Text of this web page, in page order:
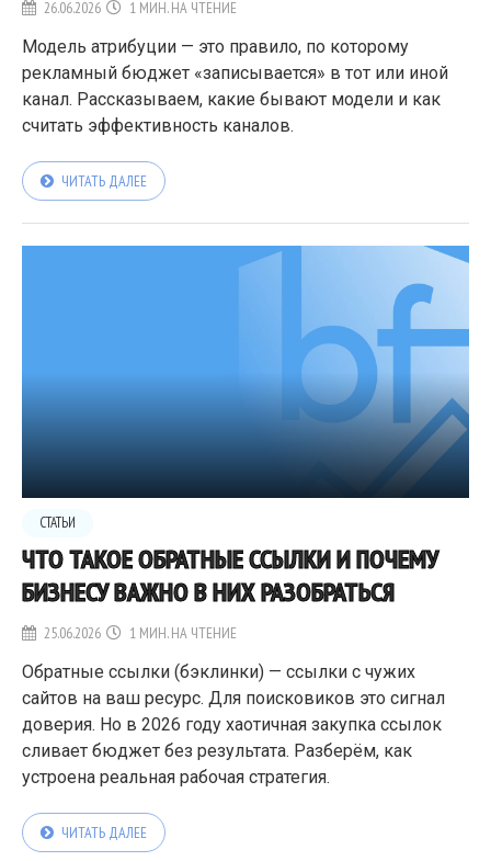
26.06.2026 1 МИН. НА ЧТЕНИЕ
Модель атрибуции — это правило, по которому
рекламный бюджет «записывается» в тот или иной
канал. Рассказываем, какие бывают модели и как
считать эффективность каналов.
ЧИТАТЬ ДАЛЕЕ
СТАТЬИ
ЧТО ТАКОЕ ОБРАТНЫЕ ССЫЛКИ И ПОЧЕМУ
БИЗНЕСУ ВАЖНО В НИХ РАЗОБРАТЬСЯ
25.06.2026 1 МИН. НА ЧТЕНИЕ
Обратные ссылки (бэклинки) — ссылки с чужих
сайтов на ваш ресурс. Для поисковиков это сигнал
доверия. Но в 2026 году хаотичная закупка ссылок
сливает бюджет без результата. Разберём, как
устроена реальная рабочая стратегия.
ЧИТАТЬ ДАЛЕЕ